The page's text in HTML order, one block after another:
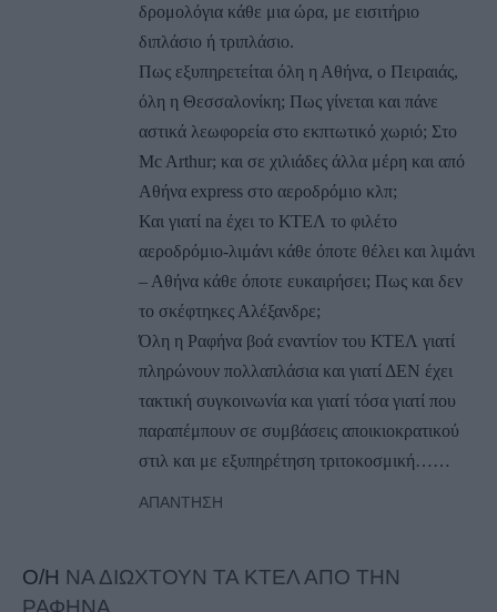
δρομολόγια κάθε μια ώρα, με εισιτήριο
διπλάσιο ή τριπλάσιο.
Πως εξυπηρετείται όλη η Αθήνα, ο Πειραιάς,
όλη η Θεσσαλονίκη; Πως γίνεται και πάνε
αστικά λεωφορεία στο εκπτωτικό χωριό; Στο
Mc Arthur; και σε χιλιάδες άλλα μέρη και από
Αθήνα express στο αεροδρόμιο κλπ;
Και γιατί na έχει το ΚΤΕΛ το φιλέτο
αεροδρόμιο-λιμάνι κάθε όποτε θέλει και λιμάνι
– Αθήνα κάθε όποτε ευκαιρήσει; Πως και δεν
το σκέφτηκες Αλέξανδρε;
Όλη η Ραφήνα βοά εναντίον του ΚΤΕΛ γιατί
πληρώνουν πολλαπλάσια και γιατί ΔΕΝ έχει
τακτική συγκοινωνία και γιατί τόσα γιατί που
παραπέμπουν σε συμβάσεις αποικιοκρατικού
στιλ και με εξυπηρέτηση τριτοκοσμική……
ΑΠΆΝΤΗΣΗ
Ο/Η ΝΑ ΔΙΩΧΤΟΥΝ ΤΑ ΚΤΕΛ ΑΠΟ ΤΗΝ
ΡΑΦΗΝΑ